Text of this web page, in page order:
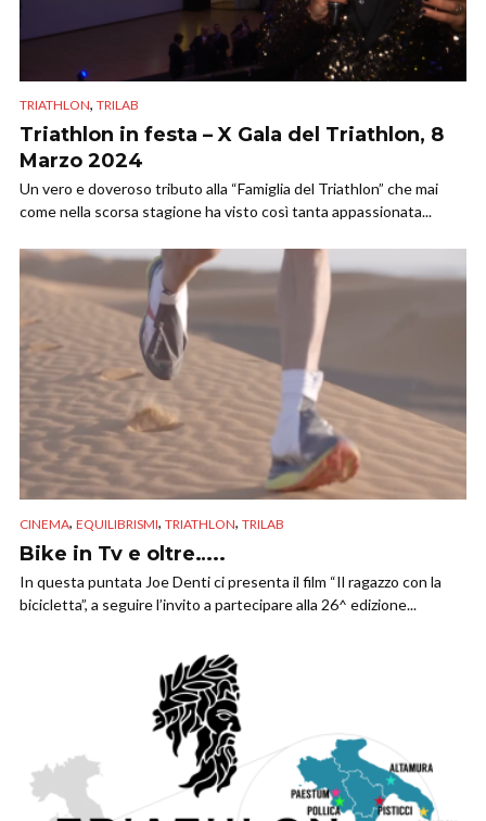
TRIATHLON, TRILAB
Triathlon in festa – X Gala del Triathlon, 8
Marzo 2024
Un vero e doveroso tributo alla “Famiglia del Triathlon” che mai
come nella scorsa stagione ha visto così tanta appassionata...
CINEMA, EQUILIBRISMI, TRIATHLON, TRILAB
Bike in Tv e oltre…..
In questa puntata Joe Denti ci presenta il film “Il ragazzo con la
bicicletta”, a seguire l’invito a partecipare alla 26^ edizione...